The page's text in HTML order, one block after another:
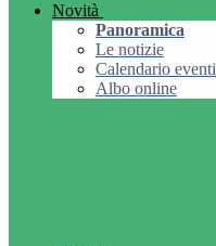
Novità
Panoramica
Le notizie
Calendario eventi
Albo online